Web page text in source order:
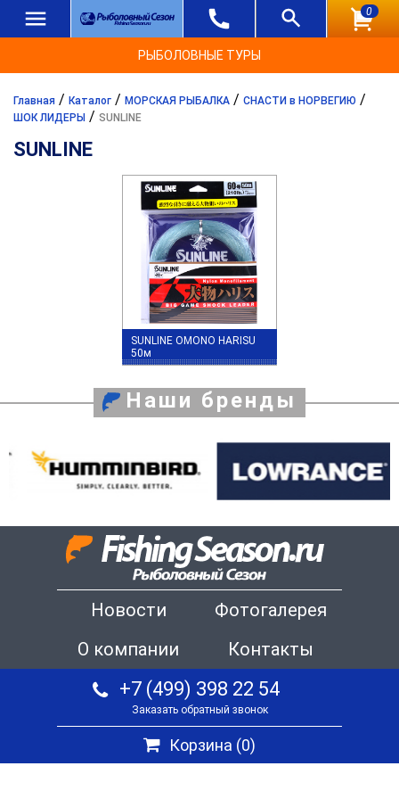
0
РЫБОЛОВНЫЕ ТУРЫ
Главная / Каталог / МОРСКАЯ РЫБАЛКА / СНАСТИ в НОРВЕГИЮ /
ШОК ЛИДЕРЫ / SUNLINE
SUNLINE
SUNLINE OMONO HARISU
50м
Наши бренды
Новости
Фотогалерея
О компании
Контакты
+7 (499) 398 22 54
Заказать обратный звонок
Корзина (0)